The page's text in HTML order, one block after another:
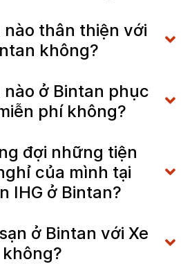
nào thân thiện với
không?
nào ở Bintan phục
phí không?
đợi những tiện
của mình tại
IHG ở Bintan?
ở Bintan với Xe